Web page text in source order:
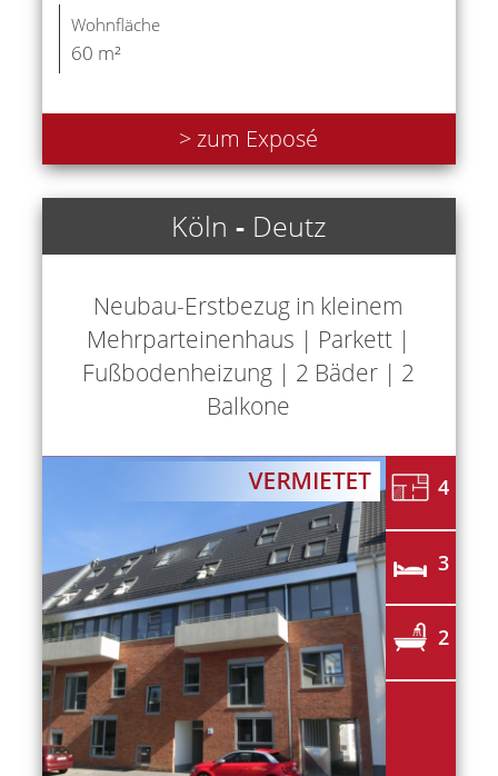
Wohnfläche
60 m²
> zum Exposé
Köln - Deutz
Neubau-Erstbezug in kleinem
Mehrparteinenhaus | Parkett |
Fußbodenheizung | 2 Bäder | 2
Balkone
4
3
2